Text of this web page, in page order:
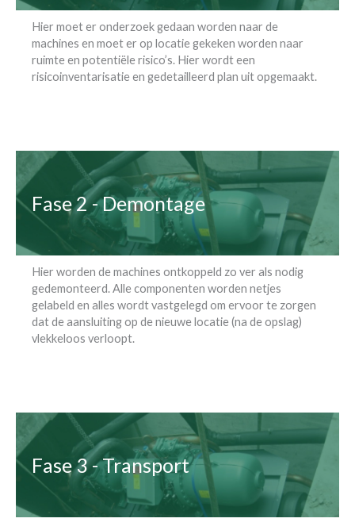
Hier moet er onderzoek gedaan worden naar de
machines en moet er op locatie gekeken worden naar
ruimte en potentiële risico’s. Hier wordt een
risicoinventarisatie en gedetailleerd plan uit opgemaakt.
Fase 2 - Demontage
Hier worden de machines ontkoppeld zo ver als nodig
gedemonteerd. Alle componenten worden netjes
gelabeld en alles wordt vastgelegd om ervoor te zorgen
dat de aansluiting op de nieuwe locatie (na de opslag)
vlekkeloos verloopt.
Fase 3 - Transport